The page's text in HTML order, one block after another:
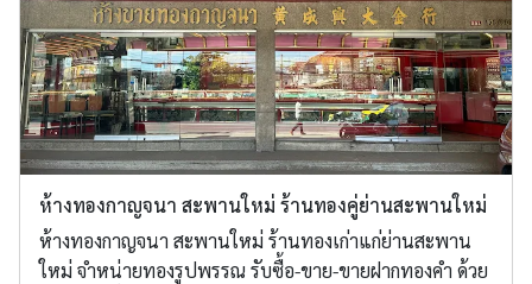
ห้างทองกาญจนา สะพานใหม่ ร้านทองคู่ย่านสะพานใหม่
ห้างทองกาญจนา สะพานใหม่ ร้านทองเก่าแก่ย่านสะพาน
ใหม่ จำหน่ายทองรูปพรรณ รับซื้อ-ขาย-ขายฝากทองคำ ด้วย